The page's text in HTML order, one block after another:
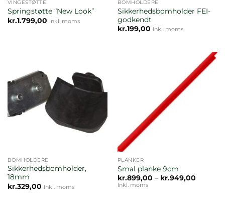
VINGESTØTTE
Springstøtte “New Look”
kr.1.799,00 Inkl. moms
BOMHOLDERE
Sikkerhedsbomholder FEI-
godkendt
kr.199,00 Inkl. moms
BOMHOLDERE
Sikkerhedsbomholder,
18mm
kr.329,00 Inkl. moms
PLANKER
Smal planke 9cm
kr.899,00 – kr.949,00
Inkl. moms